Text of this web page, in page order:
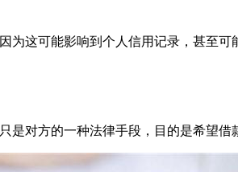
为这可能影响到个人信用记录，甚至可
是对方的一种法律手段，目的是希望借